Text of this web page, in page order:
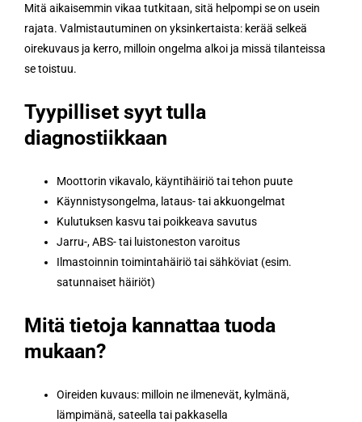
Mitä aikaisemmin vikaa tutkitaan, sitä helpompi se on usein
rajata. Valmistautuminen on yksinkertaista: kerää selkeä
oirekuvaus ja kerro, milloin ongelma alkoi ja missä tilanteissa
se toistuu.
Tyypilliset syyt tulla
diagnostiikkaan
Moottorin vikavalo, käyntihäiriö tai tehon puute
Käynnistysongelma, lataus- tai akkuongelmat
Kulutuksen kasvu tai poikkeava savutus
Jarru-, ABS- tai luistoneston varoitus
Ilmastoinnin toimintahäiriö tai sähköviat (esim.
satunnaiset häiriöt)
Mitä tietoja kannattaa tuoda
mukaan?
Oireiden kuvaus: milloin ne ilmenevät, kylmänä,
lämpimänä, sateella tai pakkasella